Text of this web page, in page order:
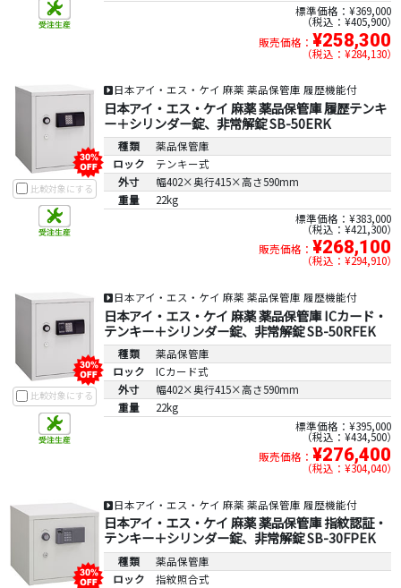
標準価格：¥369,000
税込：¥405,900
販売価格： ¥258,300
税込：¥284,130
比較対象にする
日本アイ・エス・ケイ 麻薬 薬品保管庫 履歴機能付
日本アイ・エス・ケイ 麻薬 薬品保管庫 履歴テンキ
ー＋シリンダー錠、非常解錠 SB-50ERK
種類
薬品保管庫
ロック
テンキー式
外寸
幅402×奥行415×高さ590mm
重量
22kg
標準価格：¥383,000
税込：¥421,300
販売価格： ¥268,100
税込：¥294,910
比較対象にする
日本アイ・エス・ケイ 麻薬 薬品保管庫 履歴機能付
日本アイ・エス・ケイ 麻薬 薬品保管庫 ICカード・
テンキー＋シリンダー錠、非常解錠 SB-50RFEK
種類
薬品保管庫
ロック
ICカード式
外寸
幅402×奥行415×高さ590mm
重量
22kg
標準価格：¥395,000
税込：¥434,500
販売価格： ¥276,400
税込：¥304,040
日本アイ・エス・ケイ 麻薬 薬品保管庫 履歴機能付
日本アイ・エス・ケイ 麻薬 薬品保管庫 指紋認証・
テンキー＋シリンダー錠、非常解錠 SB-30FPEK
種類
薬品保管庫
ロック
指紋照合式